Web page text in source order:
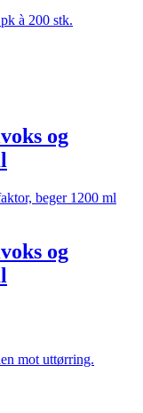
à 200 stk.
og
og
mot uttørring.